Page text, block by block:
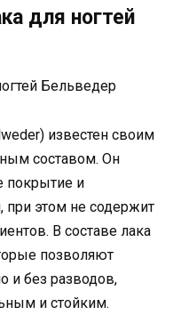
для ногтей
известен своим
составом. Он
покрытие и
при этом не содержит
В составе лака
позволяют
и без разводов,
и стойким.